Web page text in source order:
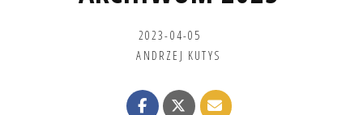
2023-04-05
ANDRZEJ KUTYS